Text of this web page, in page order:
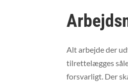
Alt arbejde der
tilrettelægges
forsvarligt. Der